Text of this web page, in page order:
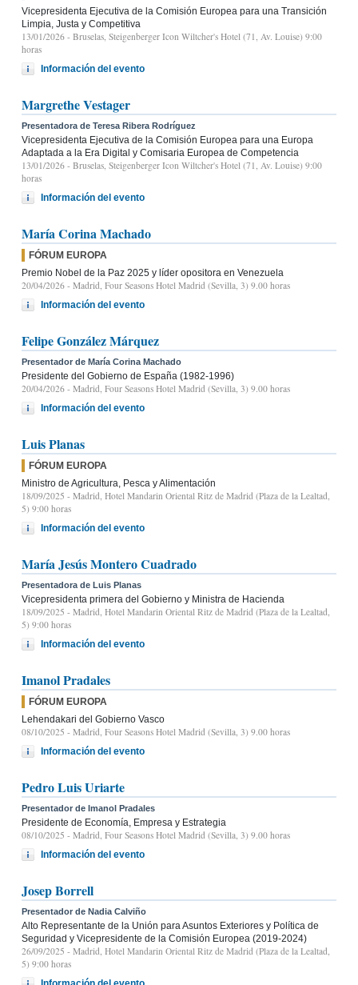
Vicepresidenta Ejecutiva de la Comisión Europea para una Transición
Limpia, Justa y Competitiva
13/01/2026 - Bruselas, Steigenberger Icon Wiltcher's Hotel (71, Av. Louise) 9:00
horas
Información del evento
Margrethe Vestager
Presentadora de Teresa Ribera Rodríguez
Vicepresidenta Ejecutiva de la Comisión Europea para una Europa
Adaptada a la Era Digital y Comisaria Europea de Competencia
13/01/2026 - Bruselas, Steigenberger Icon Wiltcher's Hotel (71, Av. Louise) 9:00
horas
Información del evento
María Corina Machado
FÓRUM EUROPA
Premio Nobel de la Paz 2025 y líder opositora en Venezuela
20/04/2026 - Madrid, Four Seasons Hotel Madrid (Sevilla, 3) 9.00 horas
Información del evento
Felipe González Márquez
Presentador de María Corina Machado
Presidente del Gobierno de España (1982-1996)
20/04/2026 - Madrid, Four Seasons Hotel Madrid (Sevilla, 3) 9.00 horas
Información del evento
Luis Planas
FÓRUM EUROPA
Ministro de Agricultura, Pesca y Alimentación
18/09/2025 - Madrid, Hotel Mandarin Oriental Ritz de Madrid (Plaza de la Lealtad,
5) 9:00 horas
Información del evento
María Jesús Montero Cuadrado
Presentadora de Luis Planas
Vicepresidenta primera del Gobierno y Ministra de Hacienda
18/09/2025 - Madrid, Hotel Mandarin Oriental Ritz de Madrid (Plaza de la Lealtad,
5) 9:00 horas
Información del evento
Imanol Pradales
FÓRUM EUROPA
Lehendakari del Gobierno Vasco
08/10/2025 - Madrid, Four Seasons Hotel Madrid (Sevilla, 3) 9.00 horas
Información del evento
Pedro Luis Uriarte
Presentador de Imanol Pradales
Presidente de Economía, Empresa y Estrategia
08/10/2025 - Madrid, Four Seasons Hotel Madrid (Sevilla, 3) 9.00 horas
Información del evento
Josep Borrell
Presentador de Nadia Calviño
Alto Representante de la Unión para Asuntos Exteriores y Política de
Seguridad y Vicepresidente de la Comisión Europea (2019-2024)
26/09/2025 - Madrid, Hotel Mandarin Oriental Ritz de Madrid (Plaza de la Lealtad,
5) 9:00 horas
Información del evento